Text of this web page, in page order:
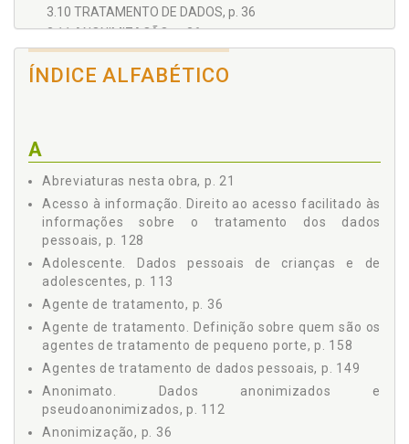
3.10 TRATAMENTO DE DADOS, p. 36
3.11 ANONIMIZAÇÃO, p. 36
3.12 CONSENTIMENTO, p. 37
3.13 BLOQUEIO, p. 37
3.17 RELATÓRIO DE IMPACTO À PROTEÇÃO DE DADOS
PESSOAIS - RIPD, p. 38
3.18 ÓRGÃO DE PESQUISA, p. 39
3.19 AUTORIDADE NACIONAL DE PROTEÇÃO DE DADOS -
ANPD, p. 39
4 OS FUNDAMENTOS DA LEI GERAL DE PROTEÇÃO DE
DADOS PESSOAIS - LGPD, p. 41
4.1 O RESPEITO À PRIVACIDADE, p. 41
4.2 A AUTODETERMINAÇÃO INFORMATIVA, p. 42
4.3 DA LIBERDADE DE EXPRESSÃO, DE INFORMAÇÃO, DE
COMUNICAÇÃO E DE OPINIÃO, p. 43
4.4 DA INVIOLABILIDADE DA INTIMIDADE, DA HONRA E DA
IMAGEM, p. 44
4.5 O DESENVOLVIMENTO ECONÔMICO E TECNOLÓGICO E
A INOVAÇÃO, p. 45
ÍNDICE ALFABÉTICO
A
Abreviaturas nesta obra, p. 21
Acesso à informação. Direito ao acesso facilitado às
informações sobre o tratamento dos dados
pessoais, p. 128
Adolescente. Dados pessoais de crianças e de
adolescentes, p. 113
Agente de tratamento, p. 36
Agente de tratamento. Definição sobre quem são os
agentes de tratamento de pequeno porte, p. 158
Agentes de tratamento de dados pessoais, p. 149
Anonimato. Dados anonimizados e
pseudoanonimizados, p. 112
Anonimização, p. 36